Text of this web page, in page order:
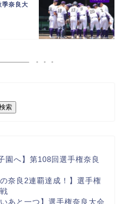
季奈良大
索
園へ】第108回選手権奈良
奈良2連覇達成！】選手権
あと一つ】選手権奈良大会